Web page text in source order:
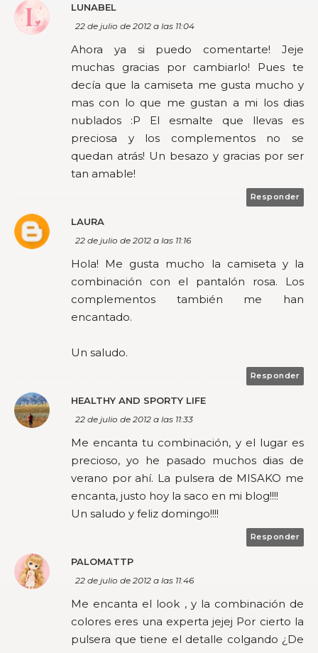
LUNABEL
22 de julio de 2012 a las 11:04
Ahora ya si puedo comentarte! Jeje
muchas gracias por cambiarlo! Pues te
decía que la camiseta me gusta mucho y
mas con lo que me gustan a mi los dias
nublados :P El esmalte que llevas es
preciosa y los complementos no se
quedan atrás! Un besazo y gracias por ser
tan amable!
Responder
LAURA
22 de julio de 2012 a las 11:16
Hola! Me gusta mucho la camiseta y la
combinación con el pantalón rosa. Los
complementos también me han
encantado.
Un saludo.
Responder
HEALTHY AND SPORTY LIFE
22 de julio de 2012 a las 11:33
Me encanta tu combinación, y el lugar es
precioso, yo he pasado muchos dias de
verano por ahí. La pulsera de MISAKO me
encanta, justo hoy la saco en mi blog!!!!
Un saludo y feliz domingo!!!!
Responder
PALOMATTP
22 de julio de 2012 a las 11:46
Me encanta el look , y la combinación de
colores eres una experta jejej Por cierto la
pulsera que tiene el detalle colgando ¿De